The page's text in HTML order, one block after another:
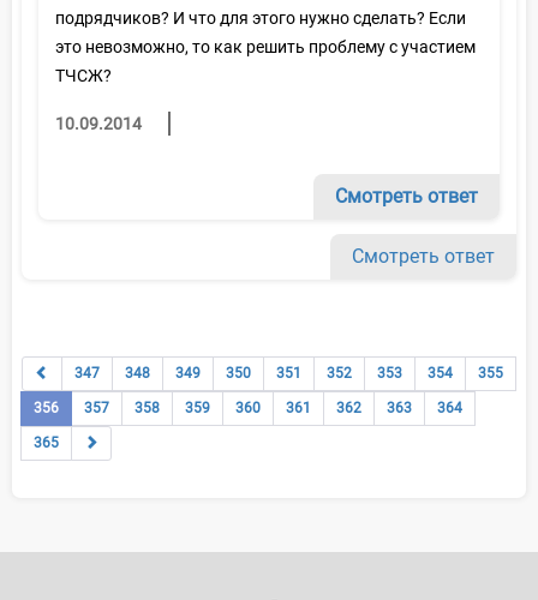
Смотреть ответ
подрядчиков? И что для этого нужно сделать? Если
это невозможно, то как решить проблему с участием
ТЧСЖ?
10.09.2014
Смотреть ответ
347 348 349 350 351 352 353 354 355
356 357 358 359 360 361 362 363 364
365